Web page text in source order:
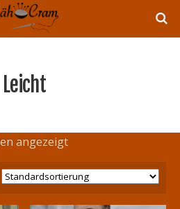
Leicht
angezeigt